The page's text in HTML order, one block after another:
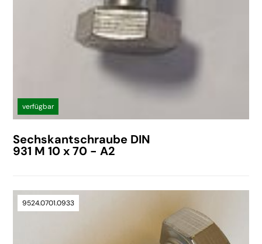
verfügbar
Sechskantschraube DIN
931 M 10 x 70 - A2
9524.0701.0933